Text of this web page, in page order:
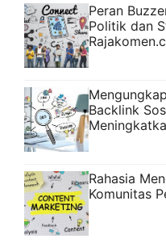
Peran
Politik dan
Backlink
Rahasia
Komunitas